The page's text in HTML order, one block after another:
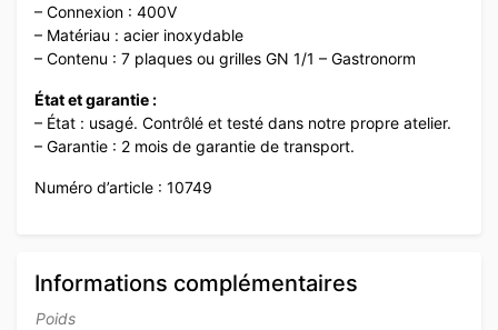
– Connexion : 400V
– Matériau : acier inoxydable
– Contenu : 7 plaques ou grilles GN 1/1 – Gastronorm
État et garantie :
– État : usagé. Contrôlé et testé dans notre propre atelier.
– Garantie : 2 mois de garantie de transport.
Numéro d’article : 10749
Informations complémentaires
Poids